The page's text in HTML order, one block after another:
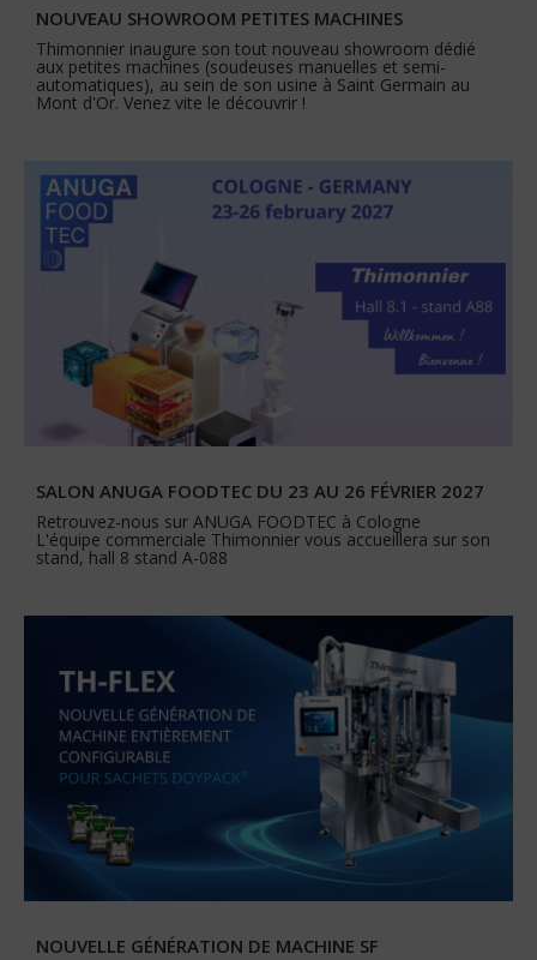
NOUVEAU SHOWROOM PETITES MACHINES
Thimonnier inaugure son tout nouveau showroom dédié
aux petites machines (soudeuses manuelles et semi-
automatiques), au sein de son usine à Saint Germain au
Mont d'Or. Venez vite le découvrir !
SALON ANUGA FOODTEC DU 23 AU 26 FÉVRIER 2027
Retrouvez-nous sur ANUGA FOODTEC à Cologne
L'équipe commerciale Thimonnier vous accueillera sur son
stand, hall 8 stand A-088
NOUVELLE GÉNÉRATION DE MACHINE SF